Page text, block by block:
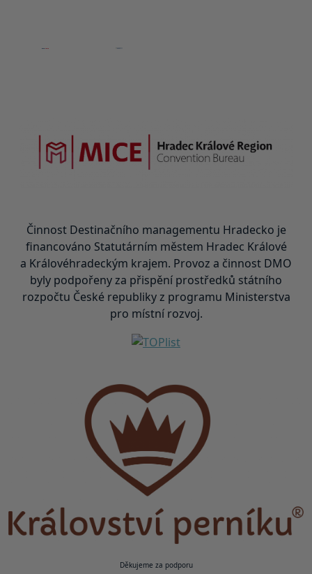
Činnost Destinačního managementu Hradecko je
financováno Statutárním městem Hradec Králové
a Královéhradeckým krajem. Provoz a činnost DMO
byly podpořeny za přispění prostředků státního
rozpočtu České republiky z programu Ministerstva
pro místní rozvoj.
Děkujeme za podporu